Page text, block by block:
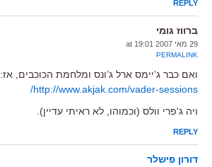
REPLY
ברווז גומי
29 מאי 2007 at 19:01
PERMALINK
ואם כבר ג’יימס ארל ג’ונס ומלחמת הכוכבים, אז:
http://www.akjak.com/vader-sessions/
ויה ג'פרי וולס (וכמוהו, לא ראיתי עדיין).
REPLY
דורון פישלר